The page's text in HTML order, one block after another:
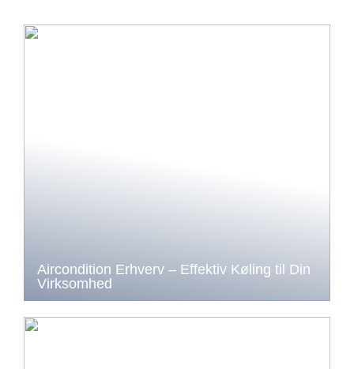
Aircondition Erhverv – Effektiv Køling til Din
Virksomhed